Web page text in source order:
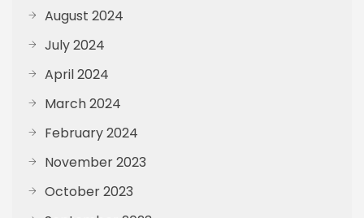
August 2024
July 2024
April 2024
March 2024
February 2024
November 2023
October 2023